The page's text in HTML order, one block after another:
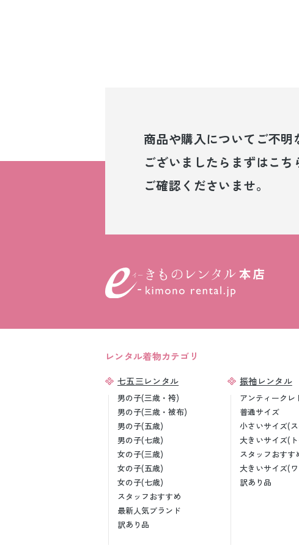
商品や購入について ご不明
ございましたら まずはこち
ご確認くださいませ。
レンタル着物カテゴリ
七五三レンタル
男の子(三歳・袴)
男の子(三歳・被布)
男の子(五歳)
男の子(七歳)
女の子(三歳)
女の子(五歳)
女の子(七歳)
スタッフおすすめ
最新人気ブランド
訳あり品
振袖レンタル
アンティークレ
普通サイズ
小さいサイズ(
大きいサイズ(
スタッフおすす
大きいサイズ(
訳あり品